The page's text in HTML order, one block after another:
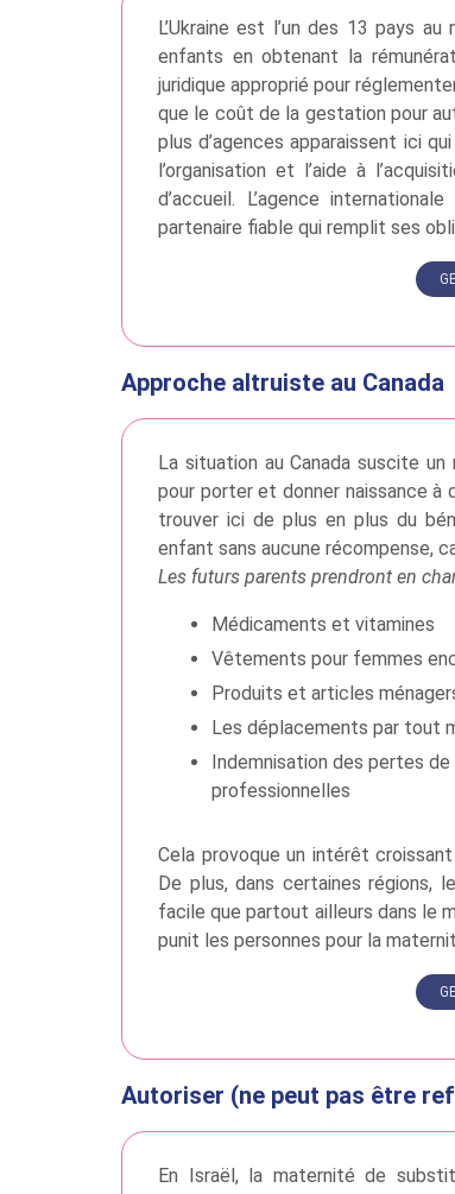
L’Ukraine est l’un des 13 pays
enfants en obtenant la
juridique approprié pour
que le coût de la gestation pour
plus d’agences apparaissent ici
l’organisation et l’aide à
d’accueil. L’agence
partenaire fiable qui remplit ses
Approche altruiste au Canada
La situation au Canada suscite
pour porter et donner naissance à
trouver ici de plus en plus du
enfant sans aucune récompense,
Les futurs parents prendront en
Médicaments et vitamines
Vêtements pour femmes
Produits et articles
Les déplacements par tout
Indemnisation des pertes de
professionnelles
Cela provoque un intérêt
De plus, dans certaines régions,
facile que partout ailleurs dans le
punit les personnes pour la
Autoriser (ne peut pas être
En Israël, la maternité de